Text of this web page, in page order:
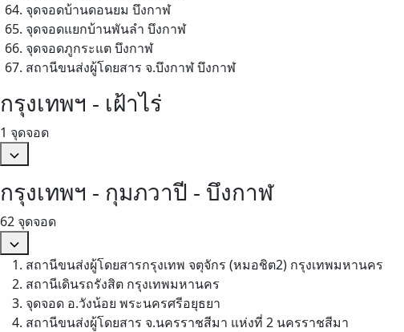
จุดจอดบ้านดอนยม บึงกาฬ
จุดจอดแยกบ้านพันลำ บึงกาฬ
จุดจอดภูกระแตบึงกาฬ
สถานีขนส่งผู้โดยสาร จ.บึงกาฬบึงกาฬ
กรุงเทพฯ - เฝ้าไร่
1 จุดจอด
กรุงเทพฯ - กุมภวาปี - บึงกาฬ
62 จุดจอด
สถานีขนส่งผู้โดยสารกรุงเทพ จตุจักร (หมอชิต2) กรุงเทพมหานคร
สถานีเดินรถรังสิต กรุงเทพมหานคร
จุดจอด อ.วังน้อย พระนครศรีอยุธยา
สถานีขนส่งผู้โดยสาร จ.นครราชสีมา แห่งที่ 2 นครราชสีมา